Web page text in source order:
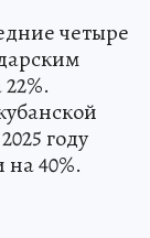
четыре
году
на 40%.